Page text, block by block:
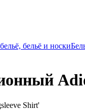
бельё и носки
Shirt'